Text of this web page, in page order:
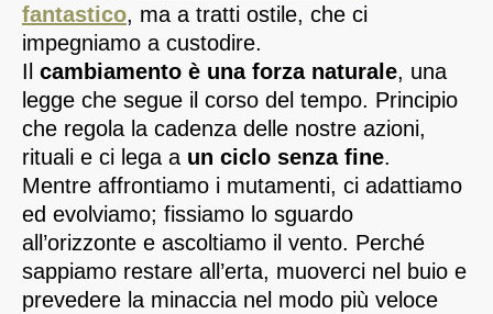
fantastico, ma a tratti ostile, che ci
impegniamo a custodire.
Il cambiamento è una forza naturale, una
legge che segue il corso del tempo. Principio
che regola la cadenza delle nostre azioni,
rituali e ci lega a un ciclo senza fine.
Mentre affrontiamo i mutamenti, ci adattiamo
ed evolviamo; fissiamo lo sguardo
all’orizzonte e ascoltiamo il vento. Perché
sappiamo restare all’erta, muoverci nel buio e
prevedere la minaccia nel modo più veloce